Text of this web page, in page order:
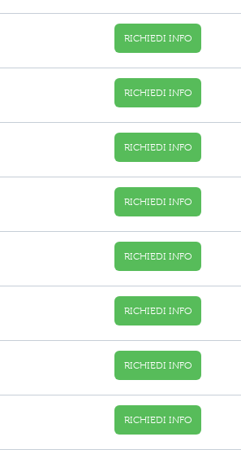
RICHIEDI INFO
RICHIEDI INFO
RICHIEDI INFO
RICHIEDI INFO
RICHIEDI INFO
RICHIEDI INFO
RICHIEDI INFO
RICHIEDI INFO